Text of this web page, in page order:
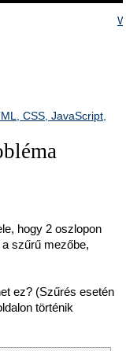
CSS, JavaScript,
hogy 2 oszlopon
szűrű mezőbe,
ez? (Szűrés esetén
történik